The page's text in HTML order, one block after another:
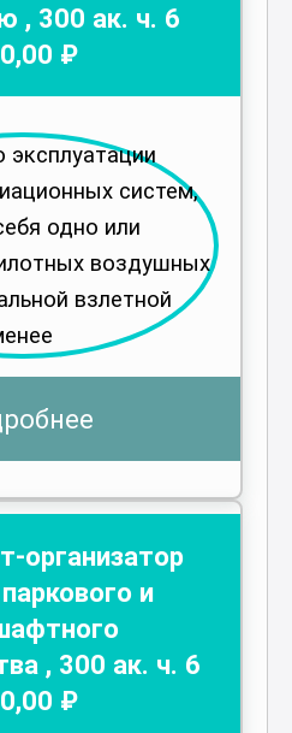
, 300 ак. ч. 6
,00 ₽
организатор
и
, 300 ак. ч. 6
,00 ₽